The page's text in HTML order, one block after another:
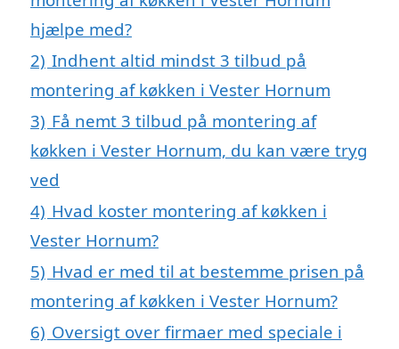
hjælpe med?
2) Indhent altid mindst 3 tilbud på
montering af køkken i Vester Hornum
3) Få nemt 3 tilbud på montering af
køkken i Vester Hornum, du kan være tryg
ved
4) Hvad koster montering af køkken i
Vester Hornum?
5) Hvad er med til at bestemme prisen på
montering af køkken i Vester Hornum?
6) Oversigt over firmaer med speciale i